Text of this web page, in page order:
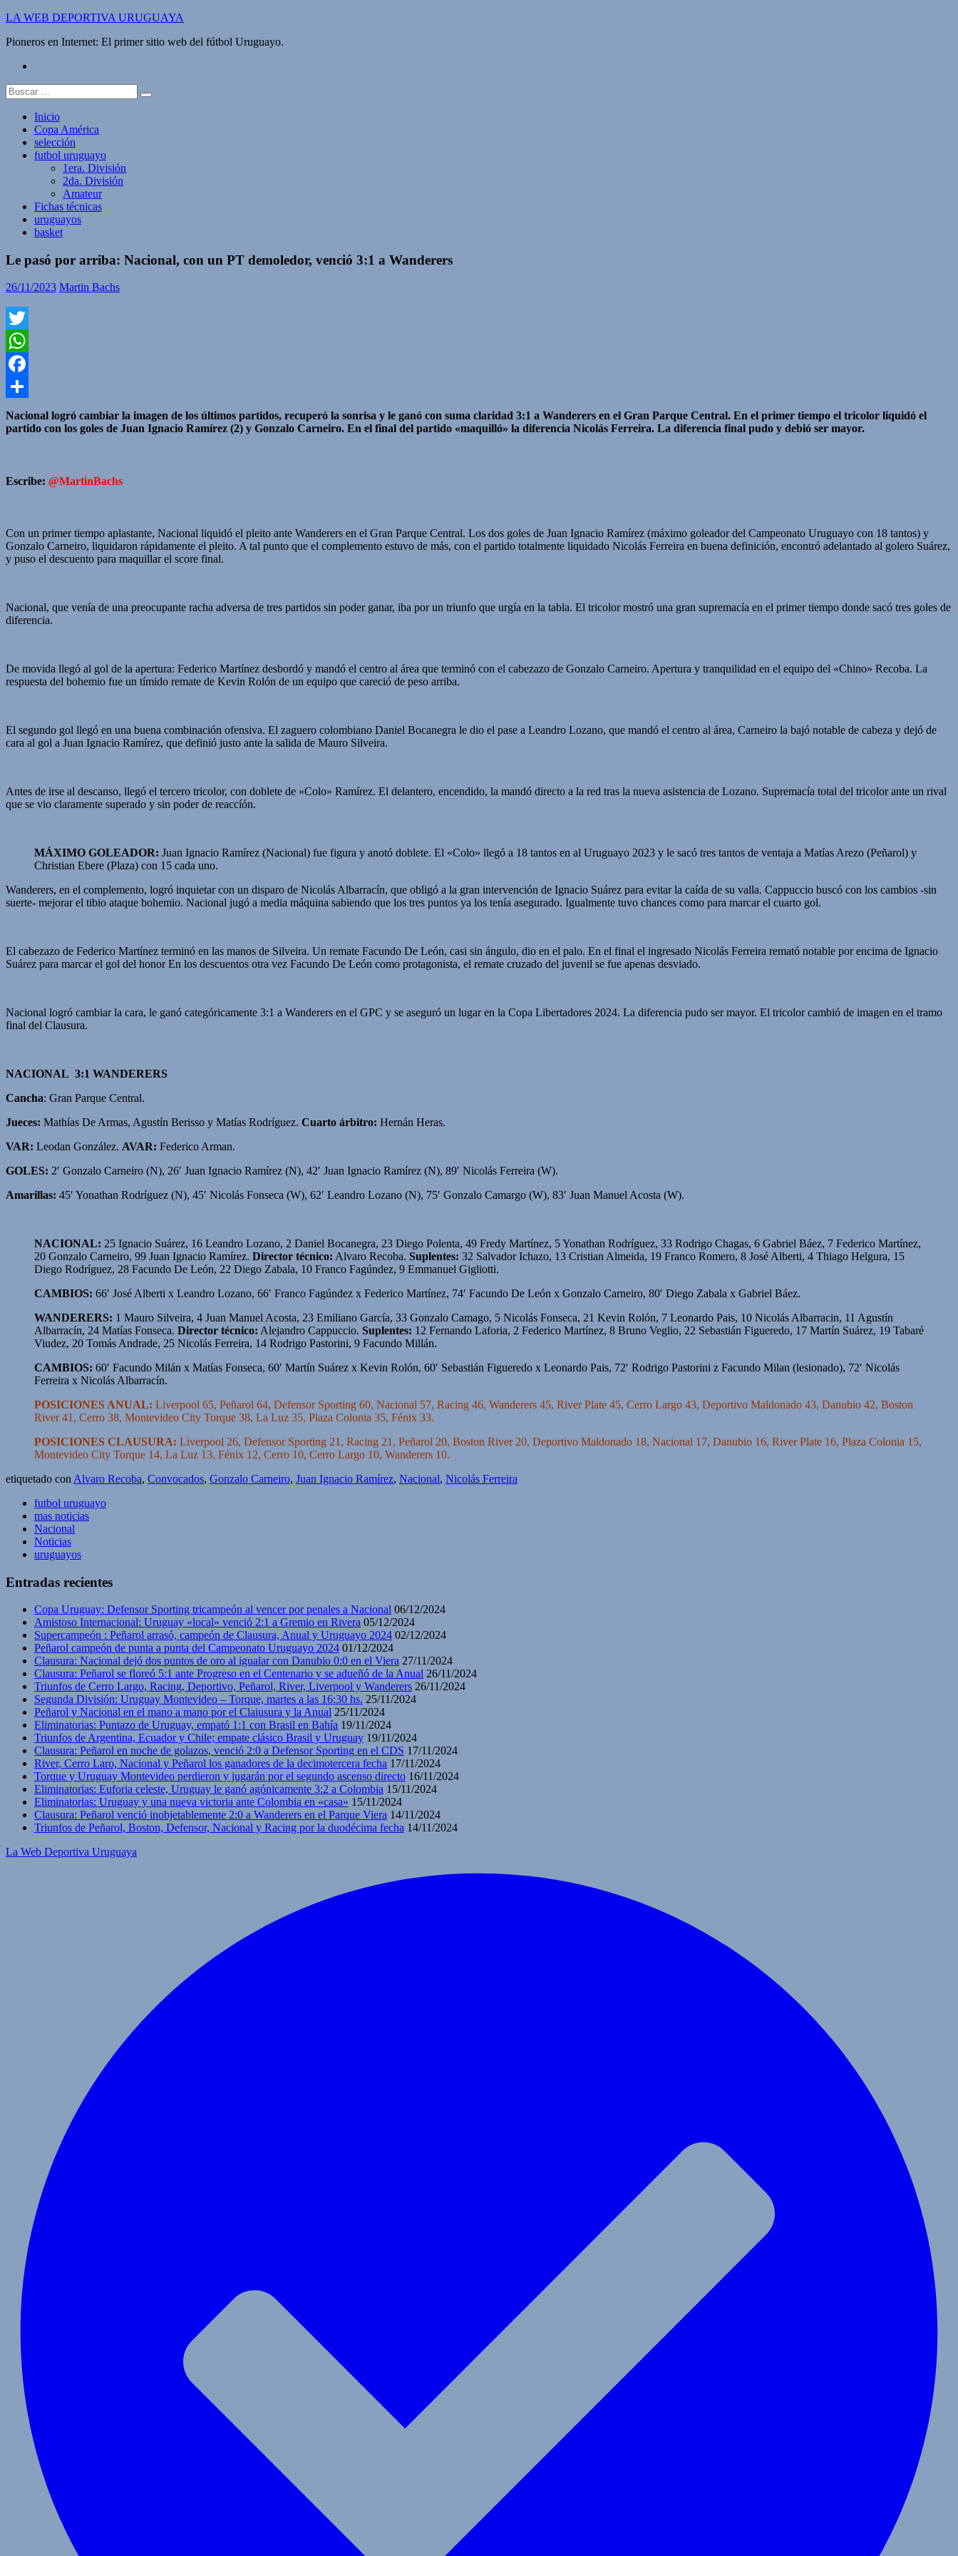
Saltar
contenido
LA WEB DEPORTIVA URUGUAYA
Pioneros en Internet: El primer sitio web del fútbol Uruguayo.
Buscar:
Inicio
Copa América
selección
futbol uruguayo
1era. División
2da. División
Amateur
Fichas técnicas
uruguayos
basket
Le pasó por arriba: Nacional, con un PT demoledor, venció 3:1 a Wanderers
26/11/2023 Martin Bachs
Twitter
WhatsApp
Facebook
Compartir
Nacional logró cambiar la imagen de los últimos partidos, recuperó la sonrisa y le ganó con suma claridad 3:1 a Wanderers en el Gran Parque Central. En el primer tiempo el tricolor liquidó el
partido con los goles de Juan Ignacio Ramírez (2) y Gonzalo Carneiro. En el final del partido «maquilló» la diferencia Nicolás Ferreira. La diferencia final pudo y debió ser mayor.
Escribe: @MartinBachs
Con un primer tiempo aplastante, Nacional liquidó el pleito ante Wanderers en el Gran Parque Central. Los dos goles de Juan Ignacio Ramírez (máximo goleador del Campeonato Uruguayo con 18 tantos) y
Gonzalo Carneiro, liquidaron rápidamente el pleito. A tal punto que el complemento estuvo de más, con el partido totalmente liquidado Nicolás Ferreira en buena definición, encontró adelantado al golero Suárez,
y puso el descuento para maquillar el score final.
Nacional, que venía de una preocupante racha adversa de tres partidos sin poder ganar, iba por un triunfo que urgía en la tabla. El tricolor mostró una gran supremacía en el primer tiempo donde sacó tres goles de
diferencia.
De movida llegó al gol de la apertura: Federico Martínez desbordó y mandó el centro al área que terminó con el cabezazo de Gonzalo Carneiro. Apertura y tranquilidad en el equipo del «Chino» Recoba. La
respuesta del bohemio fue un tímido remate de Kevin Rolón de un equipo que careció de peso arriba.
El segundo gol llegó en una buena combinación ofensiva. El zaguero colombiano Daniel Bocanegra le dio el pase a Leandro Lozano, que mandó el centro al área, Carneiro la bajó notable de cabeza y dejó de
cara al gol a Juan Ignacio Ramírez, que definió justo ante la salida de Mauro Silveira.
Antes de irse al descanso, llegó el tercero tricolor, con doblete de «Colo» Ramírez. El delantero, encendido, la mandó directo a la red tras la nueva asistencia de Lozano. Supremacía total del tricolor ante un rival
que se vio claramente superado y sin poder de reaccíón.
MÁXIMO GOLEADOR: Juan Ignacio Ramírez (Nacional) fue figura y anotó doblete. El «Colo» llegó a 18 tantos en al Uruguayo 2023 y le sacó tres tantos de ventaja a Matías Arezo (Peñarol) y
Christian Ebere (Plaza) con 15 cada uno.
Wanderers, en el complemento, logró inquietar con un disparo de Nicolás Albarracín, que obligó a la gran intervención de Ignacio Suárez para evitar la caída de su valla. Cappuccio buscó con los cambios -sin
suerte- mejorar el tibio ataque bohemio. Nacional jugó a media máquina sabiendo que los tres puntos ya los tenía asegurado. Igualmente tuvo chances como para marcar el cuarto gol.
El cabezazo de Federico Martínez terminó en las manos de Silveira. Un remate Facundo De León, casi sin ángulo, dio en el palo. En el final el ingresado Nicolás Ferreira remató notable por encima de Ignacio
Suárez para marcar el gol del honor En los descuentos otra vez Facundo De León como protagonista, el remate cruzado del juvenil se fue apenas desviado.
Nacional logró cambiar la cara, le ganó categóricamente 3:1 a Wanderers en el GPC y se aseguró un lugar en la Copa Libertadores 2024. La diferencia pudo ser mayor. El tricolor cambió de imagen en el tramo
final del Clausura.
NACIONAL 3:1 WANDERERS
Cancha: Gran Parque Central.
Jueces: Mathías De Armas, Agustín Berisso y Matías Rodríguez. Cuarto árbitro: Hernán Heras.
VAR: Leodan González. AVAR: Federico Arman.
GOLES: 2′ Gonzalo Carneiro (N), 26′ Juan Ignacio Ramírez (N), 42′ Juan Ignacio Ramírez (N), 89′ Nicolás Ferreira (W).
Amarillas: 45′ Yonathan Rodríguez (N), 45′ Nicolás Fonseca (W), 62′ Leandro Lozano (N), 75′ Gonzalo Camargo (W), 83′ Juan Manuel Acosta (W).
NACIONAL: 25 Ignacio Suárez, 16 Leandro Lozano, 2 Daniel Bocanegra, 23 Diego Polenta, 49 Fredy Martínez, 5 Yonathan Rodríguez, 33 Rodrigo Chagas, 6 Gabriel Báez, 7 Federico Martínez,
20 Gonzalo Carneiro, 99 Juan Ignacio Ramírez. Director técnico: Alvaro Recoba. Suplentes: 32 Salvador Ichazo, 13 Cristian Almeida, 19 Franco Romero, 8 José Alberti, 4 Thiago Helgura, 15
Diego Rodríguez, 28 Facundo De León, 22 Diego Zabala, 10 Franco Fagúndez, 9 Emmanuel Gigliotti.
CAMBIOS: 66′ José Alberti x Leandro Lozano, 66′ Franco Fagúndez x Federico Martínez, 74′ Facundo De León x Gonzalo Carneiro, 80′ Diego Zabala x Gabriel Báez.
WANDERERS: 1 Mauro Silveira, 4 Juan Manuel Acosta, 23 Emiliano García, 33 Gonzalo Camago, 5 Nicolás Fonseca, 21 Kevin Rolón, 7 Leonardo Pais, 10 Nicolás Albarracin, 11 Agustín
Albarracín, 24 Matías Fonseca. Director técnico: Alejandro Cappuccio. Suplentes: 12 Fernando Laforia, 2 Federico Martínez, 8 Bruno Veglio, 22 Sebastián Figueredo, 17 Martín Suárez, 19 Tabaré
Viudez, 20 Tomás Andrade, 25 Nicolás Ferreira, 14 Rodrigo Pastorini, 9 Facundo Millán.
CAMBIOS: 60′ Facundo Milán x Matías Fonseca, 60′ Martín Suárez x Kevin Rolón, 60′ Sebastián Figueredo x Leonardo Pais, 72′ Rodrigo Pastorini z Facundo Milan (lesionado), 72′ Nicolás
Ferreira x Nicolás Albarracín.
POSICIONES ANUAL: Liverpool 65, Peñarol 64, Defensor Sporting 60, Nacional 57, Racing 46, Wanderers 45, River Plate 45, Cerro Largo 43, Deportivo Maldonado 43, Danubio 42, Boston
River 41, Cerro 38, Montevideo City Torque 38, La Luz 35, Plaza Colonia 35, Fénix 33.
POSICIONES CLAUSURA: Liverpool 26, Defensor Sporting 21, Racing 21, Peñarol 20, Boston River 20, Deportivo Maldonado 18, Nacional 17, Danubio 16, River Plate 16, Plaza Colonia 15,
Montevideo City Torque 14, La Luz 13, Fénix 12, Cerro 10, Cerro Largo 10, Wanderers 10.
etiquetado con Alvaro Recoba, Convocados, Gonzalo Carneiro, Juan Ignacio Ramírez, Nacional, Nicolás Ferreira
futbol uruguayo
mas noticias
Nacional
Noticias
uruguayos
Entradas recientes
Copa Uruguay: Defensor Sporting tricampeón al vencer por penales a Nacional 06/12/2024
Amistoso Internacional: Uruguay «local» venció 2:1 a Gremio en Rivera 05/12/2024
Supercampeón : Peñarol arrasó, campeón de Clausura, Anual y Uruguayo 2024 02/12/2024
Peñarol campeón de punta a punta del Campeonato Uruguayo 2024 01/12/2024
Clausura: Nacional dejó dos puntos de oro al igualar con Danubio 0:0 en el Viera 27/11/2024
Clausura: Peñarol se floreó 5:1 ante Progreso en el Centenario y se adueñó de la Anual 26/11/2024
Triunfos de Cerro Largo, Racing, Deportivo, Peñarol, River, Liverpool y Wanderers 26/11/2024
Segunda División: Uruguay Montevideo – Torque, martes a las 16:30 hs. 25/11/2024
Peñarol y Nacional en el mano a mano por el Claiusura y la Anual 25/11/2024
Eliminatorias: Puntazo de Uruguay, empató 1:1 con Brasil en Bahía 19/11/2024
Triunfos de Argentina, Ecuador y Chile; empate clásico Brasil y Uruguay 19/11/2024
Clausura: Peñarol en noche de golazos, venció 2:0 a Defensor Sporting en el CDS 17/11/2024
River, Cerro Laro, Nacional y Peñarol los ganadores de la decimotercera fecha 17/11/2024
Torque y Uruguay Montevideo perdieron y jugarán por el segundo ascenso directo 16/11/2024
Eliminatorias: Euforia celeste, Uruguay le ganó agónicamente 3:2 a Colombia 15/11/2024
Eliminatorias: Uruguay y una nueva victoria ante Colombia en «casa» 15/11/2024
Clausura: Peñarol venció inobjetablemente 2:0 a Wanderers en el Parque Viera 14/11/2024
Triunfos de Peñarol, Boston, Defensor, Nacional y Racing por la duodécima fecha 14/11/2024
La Web Deportiva Uruguaya